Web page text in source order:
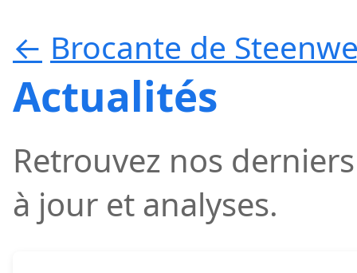
← Brocante de
Actualités
Retrouvez nos
à jour et analyses.